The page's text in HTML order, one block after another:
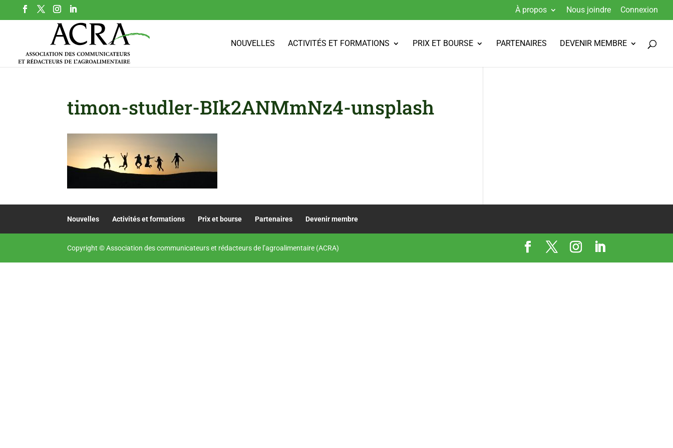
À propos Nous joindre Connexion
NOUVELLES ACTIVITÉS ET FORMATIONS PRIX ET BOURSE PARTENAIRES DEVENIR MEMBRE
timon-studler-BIk2ANMmNz4-unsplash
Nouvelles Activités et formations Prix et bourse Partenaires Devenir membre
Copyright © Association des communicateurs et rédacteurs de l’agroalimentaire (ACRA)